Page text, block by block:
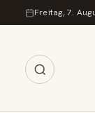
Zum InhaltFreitag, 7.